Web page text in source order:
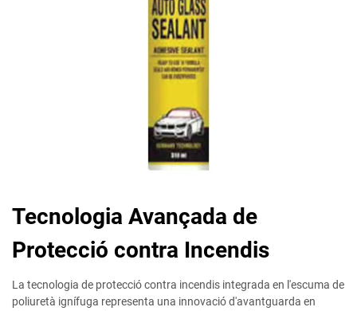
Tecnologia Avançada de
Protecció contra Incendis
La tecnologia de protecció contra incendis integrada en l'escuma de
poliuretà ignífuga representa una innovació d'avantguarda en